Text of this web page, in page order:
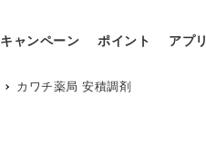
キャンペーン ポイント アプリ
カワチ薬局 安積調剤